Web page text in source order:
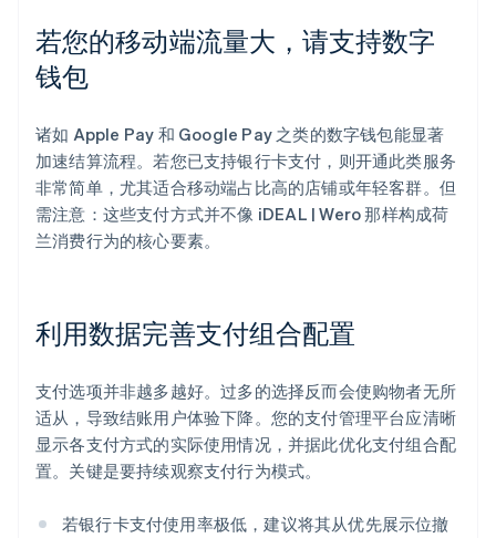
若您的移动端流量大，请支持数字
钱包
诸如 Apple Pay 和 Google Pay 之类的数字钱包能显著
加速结算流程。若您已支持银行卡支付，则开通此类服务
非常简单，尤其适合移动端占比高的店铺或年轻客群。但
需注意：这些支付方式并不像 iDEAL | Wero 那样构成荷
兰消费行为的核心要素。
利用数据完善支付组合配置
支付选项并非越多越好。过多的选择反而会使购物者无所
适从，导致结账用户体验下降。您的支付管理平台应清晰
显示各支付方式的实际使用情况，并据此优化支付组合配
置。关键是要持续观察支付行为模式。
若银行卡支付使用率极低，建议将其从优先展示位撤